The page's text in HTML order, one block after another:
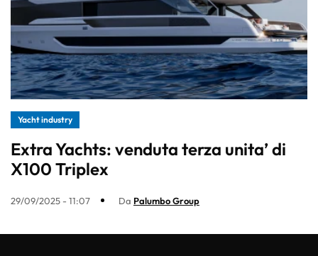
Yacht industry
Extra Yachts: venduta terza unita’ di
X100 Triplex
29/09/2025 - 11:07 Da Palumbo Group